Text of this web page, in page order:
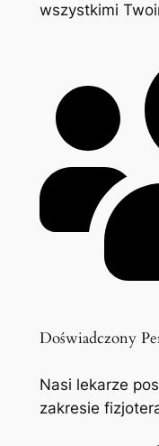
wszystkimi
Doświadczony
Nasi lekarze
zakresie